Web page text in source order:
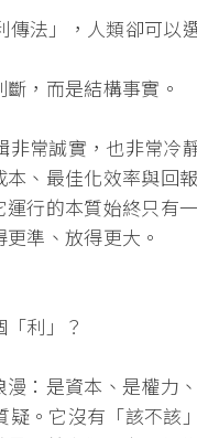
傳法」，人類卻可以
，而是結構事實。
非常誠實，也非常冷
、 最佳化效率與回
運行的本質始終只有
更準、放得更大。
利」？
漫：是資本、是權力
疑。它沒有「該不該